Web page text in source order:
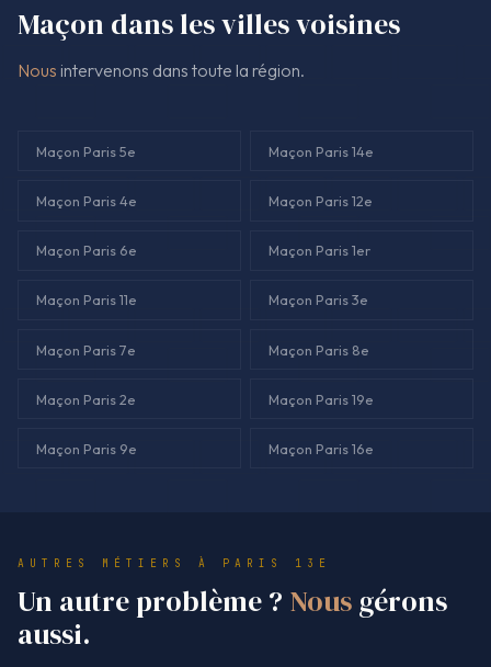
Maçon dans les villes voisines
Nous intervenons dans toute la région.
Maçon Paris 5e Maçon Paris 14e
Maçon Paris 4e Maçon Paris 12e
Maçon Paris 6e Maçon Paris 1er
Maçon Paris 11e Maçon Paris 3e
Maçon Paris 7e Maçon Paris 8e
Maçon Paris 2e Maçon Paris 19e
Maçon Paris 9e Maçon Paris 16e
AUTRES MÉTIERS À PARIS 13E
Un autre problème ? Nousgérons
aussi.